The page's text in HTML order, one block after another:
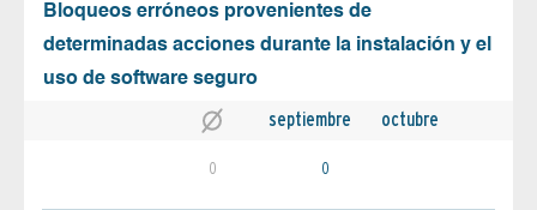
Bloqueos erróneos provenientes de
determinadas acciones durante la instalación y el
uso de software seguro
septiembre octubre
0 0